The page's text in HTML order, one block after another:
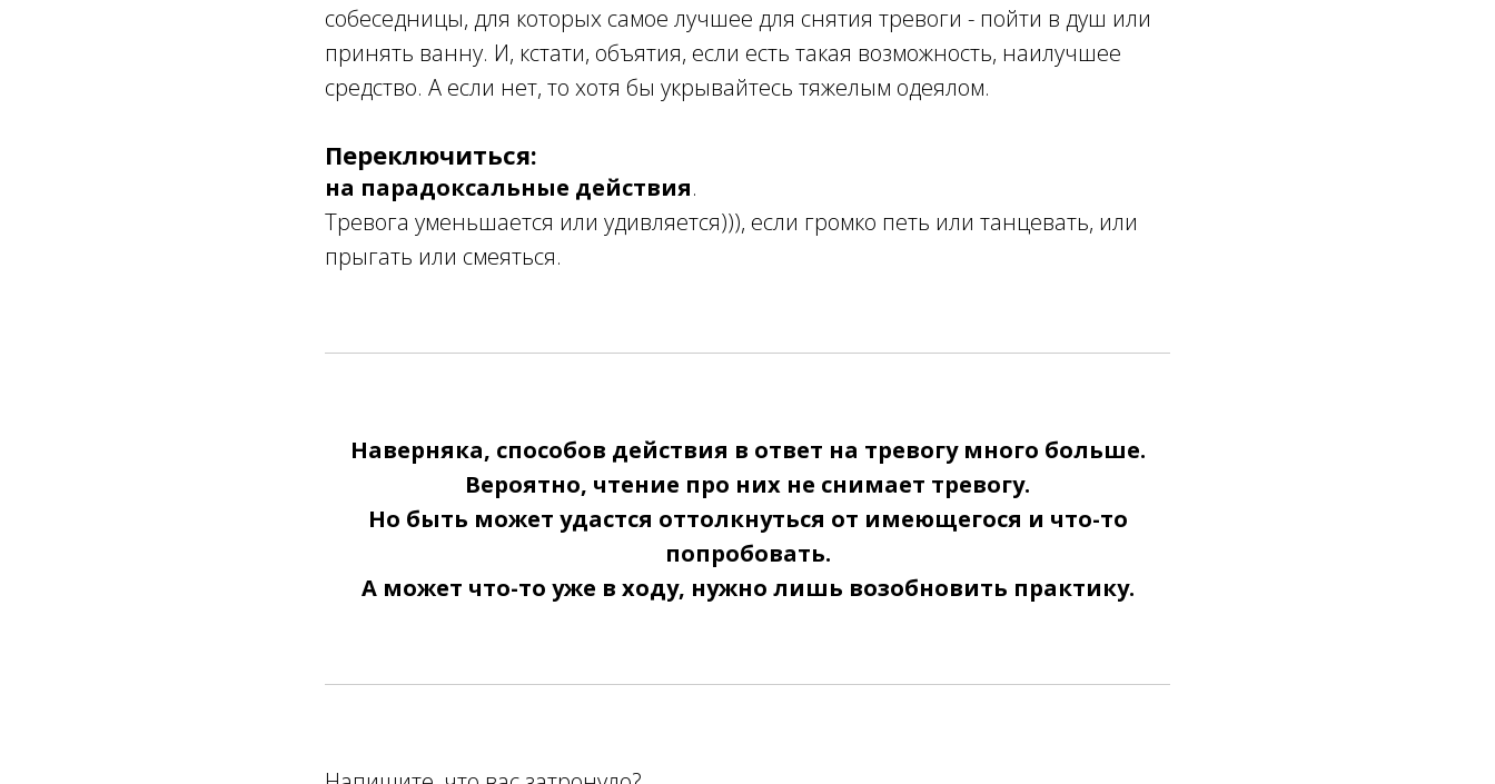
собеседницы, для которых самое лучшее для снятия тревоги - пойти в душ или
принять ванну. И, кстати, объятия, если есть такая возможность, наилучшее
средство. А если нет, то хотя бы укрывайтесь тяжелым одеялом.
Переключиться:
на парадоксальные действия.
Тревога уменьшается или удивляется))), если громко петь или танцевать, или
прыгать или смеяться.
Наверняка, способов действия в ответ на тревогу много больше.
Вероятно, чтение про них не снимает тревогу.
Но быть может удастся оттолкнуться от имеющегося и что-то
попробовать.
А может что-то уже в ходу, нужно лишь возобновить практику.